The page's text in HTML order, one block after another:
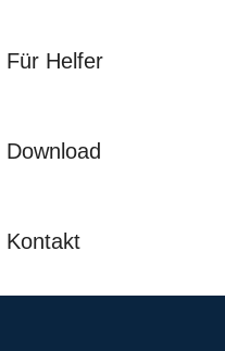
Für Helfer
Download
Kontakt